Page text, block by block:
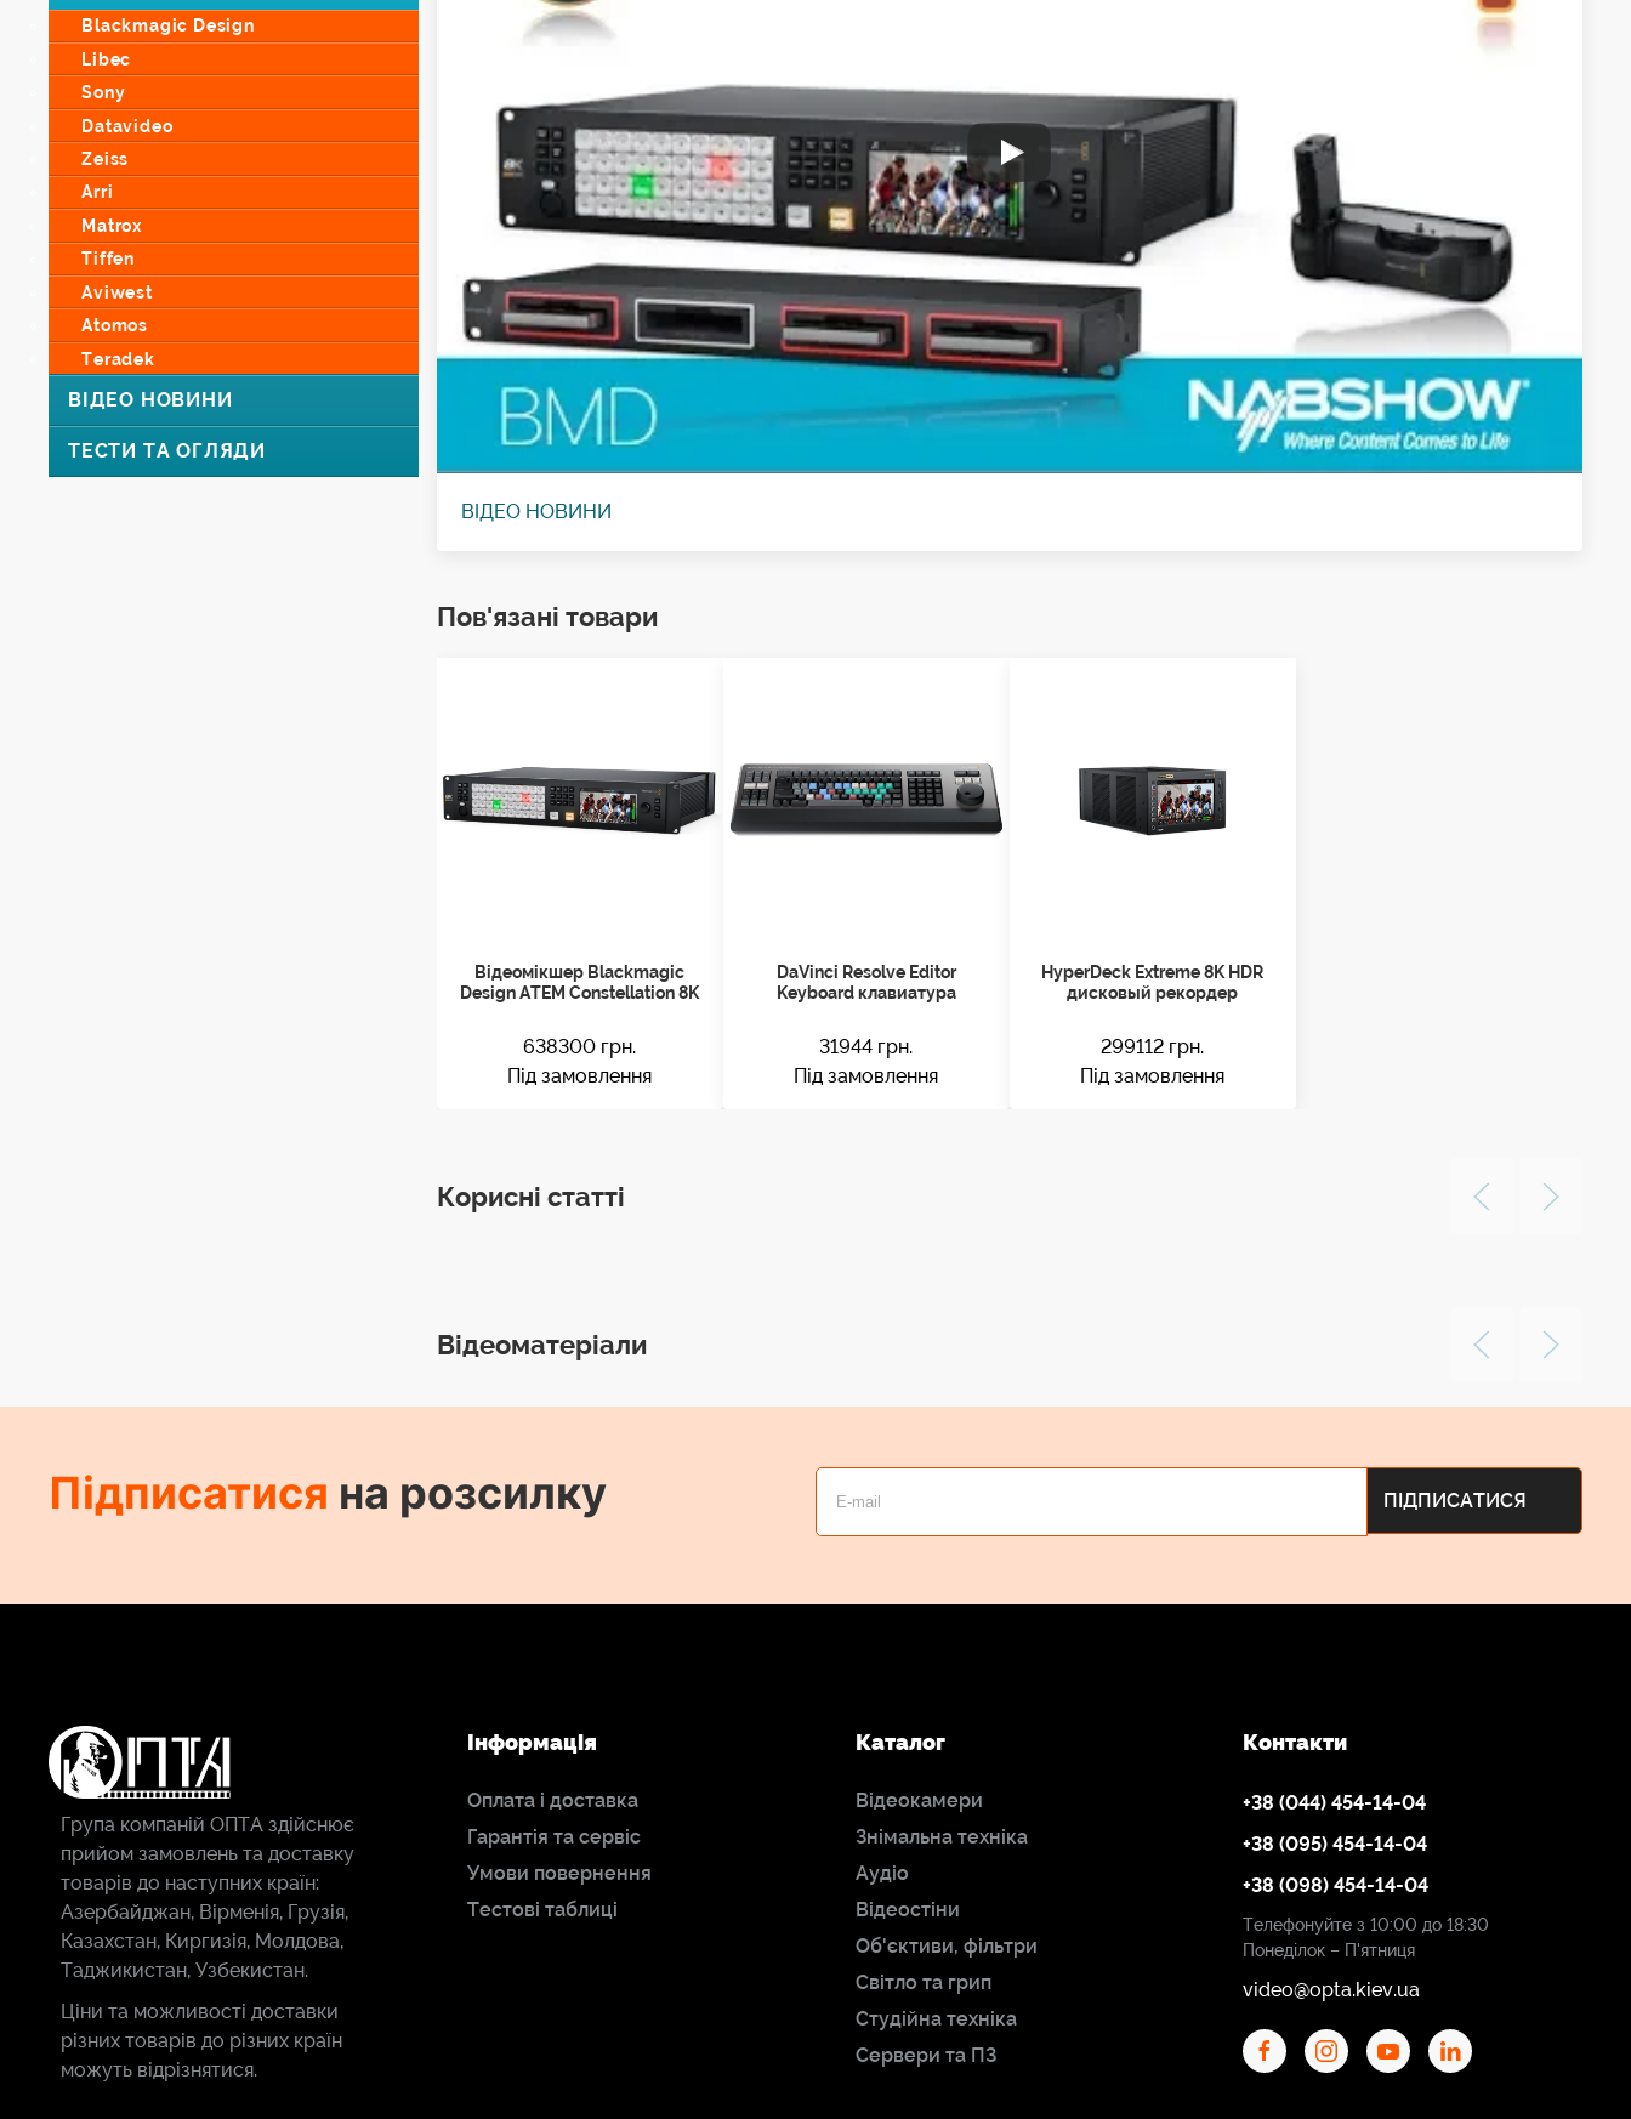
Blackmagic Design
Libec
Sony
Datavideo
Zeiss
Arri
Matrox
Tiffen
Aviwest
Atomos
Teradek
ВІДЕО НОВИНИ
ТЕСТИ ТА ОГЛЯДИ
ВІДЕО НОВИНИ
Пов'язані товари
Відеомікшер Blackmagic
Design ATEM Constellation 8K
638300 грн.
Під замовлення
DaVinci Resolve Editor
Keyboard клавиатура
31944 грн.
Під замовлення
HyperDeck Extreme 8K HDR
дисковый рекордер
299112 грн.
Під замовлення
Корисні статті
Відеоматеріали
Підписатися на розсилку
Група компаній ОПТА здійснює
прийом замовлень та доставку
товарів до наступних країн:
Азербайджан, Вірменія, Грузія,
Казахстан, Киргизія, Молдова,
Таджикистан, Узбекистан.
Ціни та можливості доставки
різних товарів до різних країн
можуть відрізнятися.
Інформація
Оплата і доставка
Гарантія та сервіс
Умови повернення
Тестові таблиці
Каталог
Відеокамери
Знімальна техніка
Аудіо
Відеостіни
Об'єктиви, фільтри
Світло та грип
Студійна техніка
Сервери та ПЗ
Контакти
+38 (044) 454-14-04
+38 (095) 454-14-04
+38 (098) 454-14-04
Телефонуйте з 10:00 до 18:30
Понеділок – П'ятниця
video@opta.kiev.ua